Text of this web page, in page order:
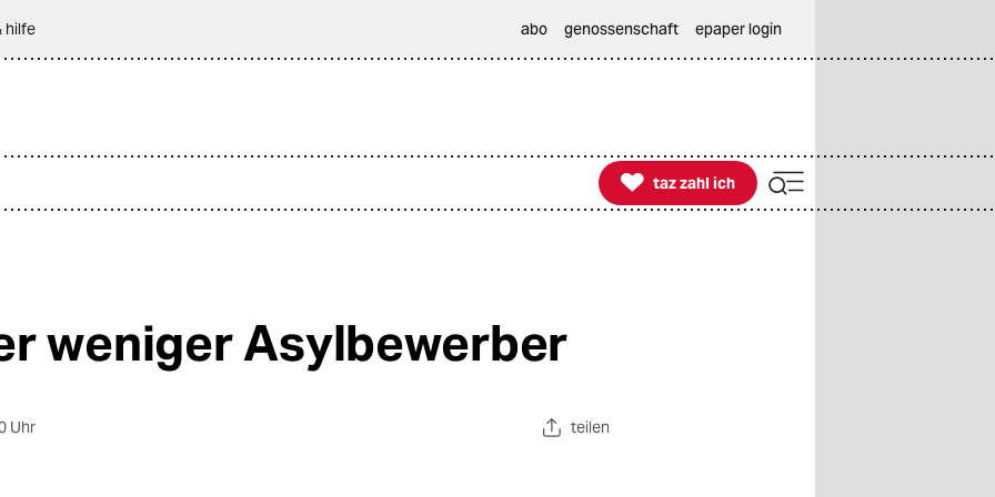
hilfe abo genossenschaft epaper login

taz zahl ich
taz zahl ich
weniger Asylbewerber
Uhr teilen